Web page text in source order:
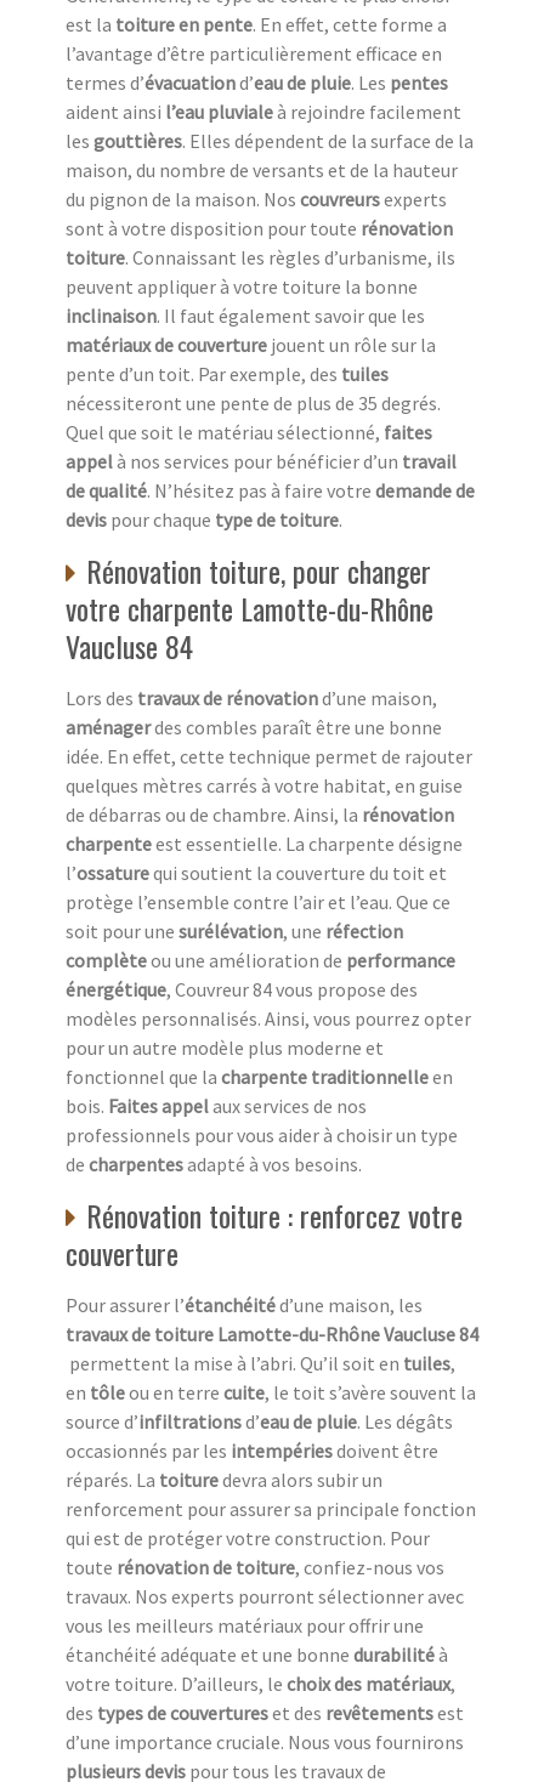
est la toiture en pente. En effet, cette forme a
l’avantage d’être particulièrement efficace en
termes d’évacuationd’eau de pluie. Les pentes
aident ainsi l’eau pluvialeà rejoindre facilement
les gouttières. Elles dépendent de la surface de la
maison, du nombre de versants et de la hauteur
du pignon de la maison. Nos couvreursexperts
sont à votre disposition pour toute rénovation
toiture. Connaissant les règles d’urbanisme, ils
peuvent appliquer à votre toiture la bonne
inclinaison. Il faut également savoir que les
matériaux de couverture jouent un rôle sur la
pente d’un toit. Par exemple, des tuiles
nécessiteront une pente de plus de 35 degrés.
Quel que soit le matériau sélectionné, faites
appelà nos services pour bénéficier d’un travail
de qualité. N’hésitez pas à faire votre demande de
devis pour chaque type de toiture.
Rénovation toiture, pour changer
votre charpente Lamotte-du-Rhône
Vaucluse 84
Lors des travaux de rénovationd’une maison,
aménagerdes combles paraît être une bonne
idée. En effet, cette technique permet de rajouter
quelques mètres carrés à votre habitat, en guise
de débarras ou de chambre. Ainsi, la rénovation
charpenteest essentielle. La charpente désigne
l’ossaturequi soutient la couverture du toit et
protège l’ensemble contre l’air et l’eau. Que ce
soit pour une surélévation, une réfection
complèteou une amélioration de performance
énergétique, Couvreur 84 vous propose des
modèles personnalisés. Ainsi, vous pourrez opter
pour un autre modèle plus moderne et
fonctionnel que la charpente traditionnelleen
bois. Faites appelaux services de nos
professionnels pour vous aider à choisir un type
de charpentesadapté à vos besoins.
Rénovation toiture : renforcez votre
couverture
Pour assurer l’étanchéitéd’une maison, les
travaux de toiture Lamotte-du-Rhône Vaucluse 84
permettent la mise à l’abri. Qu’il soit en tuiles,
en tôleou en terre cuite, le toit s’avère souvent la
source d’infiltrationsd’eau de pluie. Les dégâts
occasionnés par les intempériesdoivent être
réparés. La toituredevra alors subir un
renforcement pour assurer sa principale fonction
qui est de protéger votre construction. Pour
toute rénovation de toiture, confiez-nous vos
travaux. Nos experts pourront sélectionner avec
vous les meilleurs matériaux pour offrir une
étanchéité adéquate et une bonne durabilitéà
votre toiture. D’ailleurs, le choix des matériaux,
des types de couvertureset des revêtementsest
d’une importance cruciale. Nous vous fournirons
plusieurs devis pour tous les travaux de